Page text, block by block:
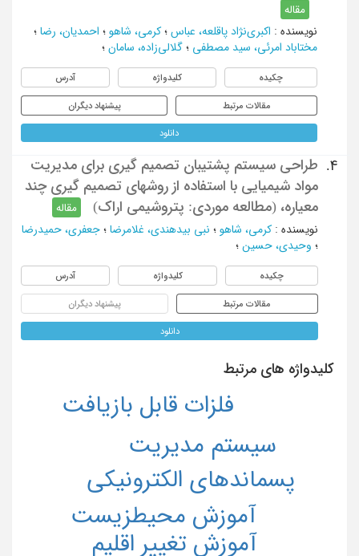
مقاله
نویسنده : اکبری‌نژاد پاقلعه، عباس ؛ کرمی، شاهو ؛ احمدیان، رضا ؛
مختاباد امرئی، سید مصطفی ؛ گلالی‌زاده، سامان ؛
چکیده کلیدواژه آدرس
مقالات مرتبط پیشنهاد دیگران
دانلود
4.
طراحی سیستم پشتیبان تصمیم گیری برای مدیریت
مواد شیمیایی با استفاده از روشهای تصمیم گیری چند
معیاره، (مطالعه موردی: پتروشیمی اراک)
مقاله
نویسنده : کرمی، شاهو ؛ نبی بیدهندی، غلامرضا ؛ جعفری، حمیدرضا
؛ وحیدی، حسین ؛
چکیده کلیدواژه آدرس
مقالات مرتبط پیشنهاد دیگران
دانلود
کلیدواژه های مرتبط
آموزش تغییر اقلیم
آموزش محیطزیست
پسماندهای الکترونیکی
سیستم مدیریت
فلزات قابل بازیافت